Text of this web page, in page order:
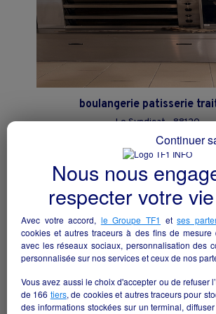
boulangerie patisserie
Le Syndicat - 88120
Alimentation particulier
Nous nous
respecter votre
Avec votre accord, le Groupe TF1 etses
cookies et autres traceurs à des fins de mesure
avec les réseaux sociaux, personnalisation des
personnalisée sur nos services et ceux de nos
Vous avez aussi le choix d'accepter ou de refuser
de 166 tiers, de cookies et autres traceurs pour
des informations stockées sur un terminal,
Continuer